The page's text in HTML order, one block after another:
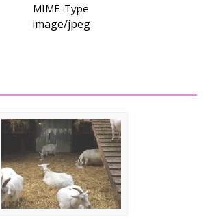
MIME-Type
image/jpeg